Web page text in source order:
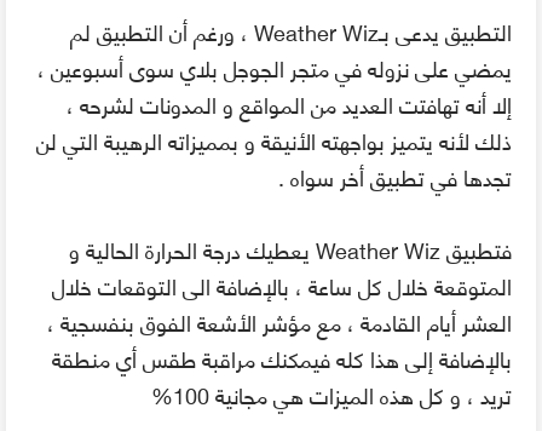
التطبيق يدعى بـWeather Wiz ، ورغم أن التطبيق لم
يمضي على نزوله في متجر الجوجل بلاي سوى أسبوعين ،
إلا أنه تهافتت العديد من المواقع و المدونات لشرحه ،
ذلك لأنه يتميز بواجهته الأنيقة و بمميزاته الرهيبة التي لن
تجدها في تطبيق أخر سواه .
فتطبيق Weather Wiz يعطيك درجة الحرارة الحالية و
المتوقعة خلال كل ساعة ، بالإضافة الى التوقعات خلال
العشر أيام القادمة ، مع مؤشر الأشعة الفوق بنفسجية ،
بالإضافة إلى هذا كله فيمكنك مراقبة طقس أي منطقة
تريد ، و كل هذه الميزات هي مجانية 100%